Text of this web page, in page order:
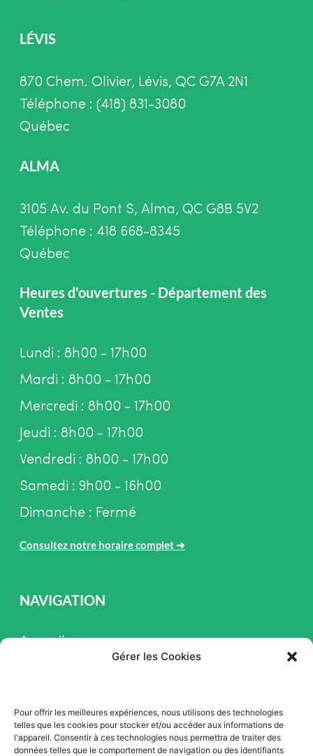
Gérer les Cookies
Pour offrir les meilleures expériences, nous utilisons des technologies
telles que les cookies pour stocker et/ou accéder aux informations de
l'appareil. Consentir à ces technologies nous permettra de traiter des
données telles que le comportement de navigation ou des identifiants
LÉVIS
870 Chem. Olivier, Lévis, QC G7A 2N1
Téléphone : (418) 831-3080
Québec
ALMA
3105 Av. du Pont S, Alma, QC G8B 5V2
Téléphone : 418 668-8345
Québec
Heures d'ouvertures - Département des
Ventes
Lundi : 8h00 - 17h00
Mardi : 8h00 - 17h00
Mercredi : 8h00 - 17h00
Jeudi : 8h00 - 17h00
Vendredi : 8h00 - 17h00
Samedi : 9h00 - 16h00
Dimanche : Fermé
Consultez notre horaire complet ➜
NAVIGATION
Accueil
Promotion
Blogue